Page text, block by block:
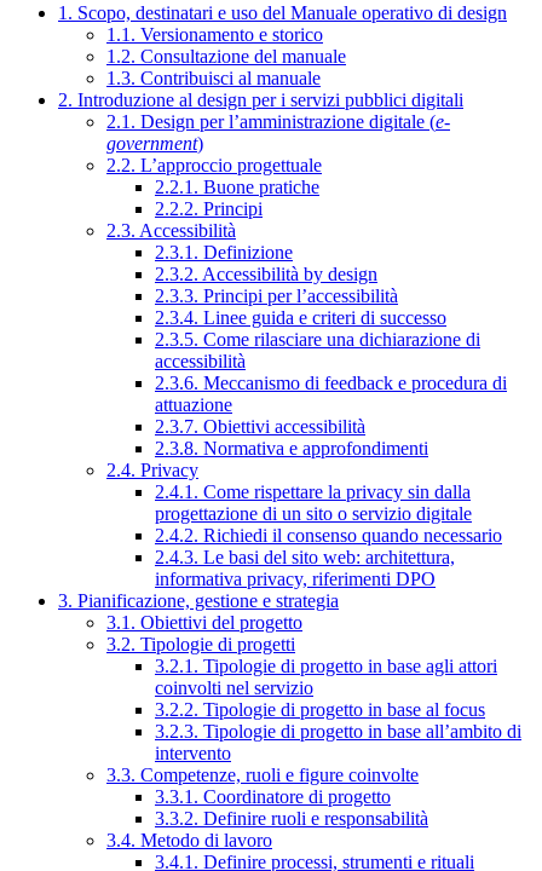
1. Scopo, destinatari e uso del Manuale operativo di design
1.1. Versionamento e storico
1.2. Consultazione del manuale
1.3. Contribuisci al manuale
2. Introduzione al design per i servizi pubblici digitali
2.1. Design per l’amministrazione digitale (e-
government)
2.2. L’approccio progettuale
2.2.1. Buone pratiche
2.2.2. Principi
2.3. Accessibilità
2.3.1. Definizione
2.3.2. Accessibilità by design
2.3.3. Principi per l’accessibilità
2.3.4. Linee guida e criteri di successo
2.3.5. Come rilasciare una dichiarazione di
accessibilità
2.3.6. Meccanismo di feedback e procedura di
attuazione
2.3.7. Obiettivi accessibilità
2.3.8. Normativa e approfondimenti
2.4. Privacy
2.4.1. Come rispettare la privacy sin dalla
progettazione di un sito o servizio digitale
2.4.2. Richiedi il consenso quando necessario
2.4.3. Le basi del sito web: architettura,
informativa privacy, riferimenti DPO
3. Pianificazione, gestione e strategia
3.1. Obiettivi del progetto
3.2. Tipologie di progetti
3.2.1. Tipologie di progetto in base agli attori
coinvolti nel servizio
3.2.2. Tipologie di progetto in base al focus
3.2.3. Tipologie di progetto in base all’ambito di
intervento
3.3. Competenze, ruoli e figure coinvolte
3.3.1. Coordinatore di progetto
3.3.2. Definire ruoli e responsabilità
3.4. Metodo di lavoro
3.4.1. Definire processi, strumenti e rituali